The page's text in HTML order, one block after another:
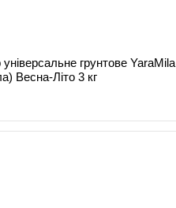
грунтове YaraMila
Весна-Літо 3 кг